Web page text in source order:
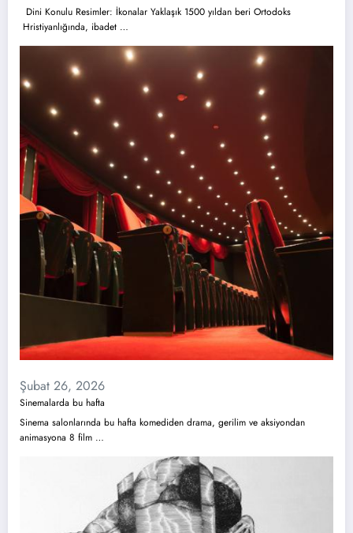
Dini Konulu Resimler: İkonalar Yaklaşık 1500 yıldan beri Ortodoks
Hristiyanlığında, ibadet …
Şubat 26, 2026
Sinemalarda bu hafta
Sinema salonlarında bu hafta komediden drama, gerilim ve aksiyondan
animasyona 8 film …